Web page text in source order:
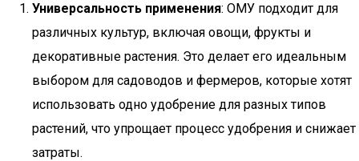
Универсальность применения: ОМУ подходит для
различных культур, включая овощи, фрукты и
декоративные растения. Это делает его идеальным
выбором для садоводов и фермеров, которые хотят
использовать одно удобрение для разных типов
растений, что упрощает процесс удобрения и снижает
затраты.